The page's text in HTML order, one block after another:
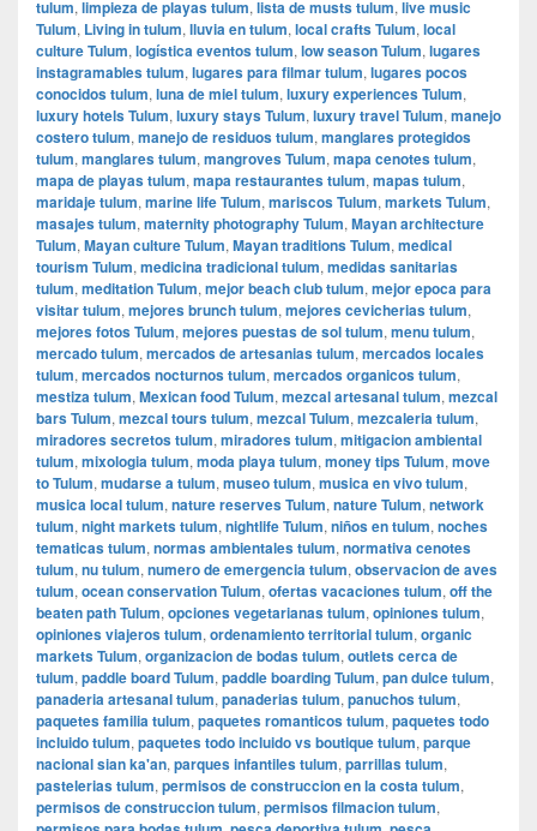
tulum, limpieza de playas tulum, lista de musts tulum, live music
Tulum, Living in tulum, lluvia en tulum, local crafts Tulum, local
culture Tulum, logística eventos tulum, low season Tulum, lugares
instagramables tulum, lugares para filmar tulum, lugares pocos
conocidos tulum, luna de miel tulum, luxury experiences Tulum,
luxury hotels Tulum, luxury stays Tulum, luxury travel Tulum, manejo
costero tulum, manejo de residuos tulum, manglares protegidos
tulum, manglares tulum, mangroves Tulum, mapa cenotes tulum,
mapa de playas tulum, mapa restaurantes tulum, mapas tulum,
maridaje tulum, marine life Tulum, mariscos Tulum, markets Tulum,
masajes tulum, maternity photography Tulum, Mayan architecture
Tulum, Mayan culture Tulum, Mayan traditions Tulum, medical
tourism Tulum, medicina tradicional tulum, medidas sanitarias
tulum, meditation Tulum, mejor beach club tulum, mejor epoca para
visitar tulum, mejores brunch tulum, mejores cevicherias tulum,
mejores fotos Tulum, mejores puestas de sol tulum, menu tulum,
mercado tulum, mercados de artesanias tulum, mercados locales
tulum, mercados nocturnos tulum, mercados organicos tulum,
mestiza tulum, Mexican food Tulum, mezcal artesanal tulum, mezcal
bars Tulum, mezcal tours tulum, mezcal Tulum, mezcaleria tulum,
miradores secretos tulum, miradores tulum, mitigacion ambiental
tulum, mixologia tulum, moda playa tulum, money tips Tulum, move
to Tulum, mudarse a tulum, museo tulum, musica en vivo tulum,
musica local tulum, nature reserves Tulum, nature Tulum, network
tulum, night markets tulum, nightlife Tulum, niños en tulum, noches
tematicas tulum, normas ambientales tulum, normativa cenotes
tulum, nu tulum, numero de emergencia tulum, observacion de aves
tulum, ocean conservation Tulum, ofertas vacaciones tulum, off the
beaten path Tulum, opciones vegetarianas tulum, opiniones tulum,
opiniones viajeros tulum, ordenamiento territorial tulum, organic
markets Tulum, organizacion de bodas tulum, outlets cerca de
tulum, paddle board Tulum, paddle boarding Tulum, pan dulce tulum,
panaderia artesanal tulum, panaderias tulum, panuchos tulum,
paquetes familia tulum, paquetes romanticos tulum, paquetes todo
incluido tulum, paquetes todo incluido vs boutique tulum, parque
nacional sian ka'an, parques infantiles tulum, parrillas tulum,
pastelerias tulum, permisos de construccion en la costa tulum,
permisos de construccion tulum, permisos filmacion tulum,